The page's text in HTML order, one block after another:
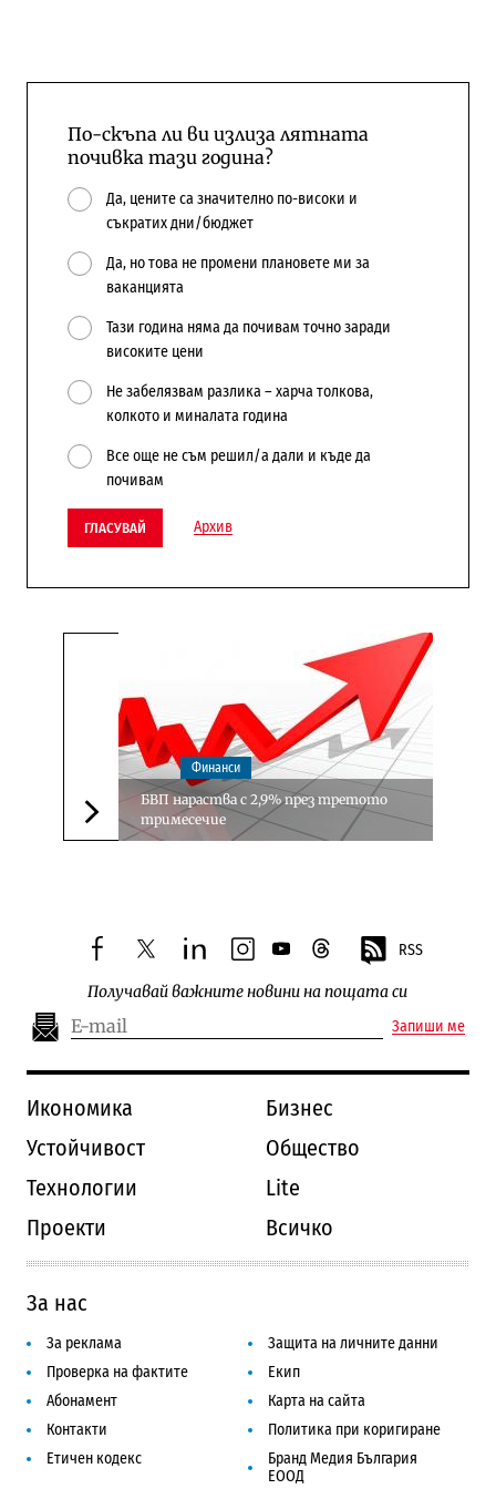
По-скъпа ли ви излиза лятната
почивка тази година?
Да, цените са значително по-високи и
съкратих дни/бюджет
Да, но това не промени плановете ми за
ваканцията
Тази година няма да почивам точно заради
високите цени
Не забелязвам разлика – харча толкова,
колкото и миналата година
Все още не съм решил/а дали и къде да
почивам
ГЛАСУВАЙ Архив
Следваща новина
Финанси
БВП нараства с 2,9% през третото
тримесечие
facebooktwitterlinkedininstagram
youtubethreads RSS
Получавай важните новини на пощата си
Запиши ме
Икономика
Бизнес
Устойчивост
Общество
Технологии
Lite
Проекти
Всичко
За нас
За реклама
Защита на личните данни
Проверка на фактите
Екип
Абонамент
Карта на сайта
Контакти
Политика при коригиране
Етичен кодекс
Бранд Медия България
ЕООД